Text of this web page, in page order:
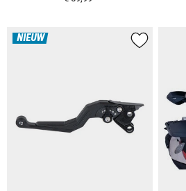
NIEUW